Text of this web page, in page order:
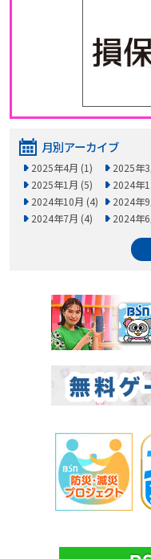
月別アーカイブ
2025年4月 (1) 2025年
2025年1月 (5)
2024年
2024年10月 (4)
2024年
2024年7月 (4)
2024年